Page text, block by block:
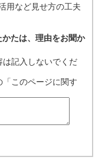
用など見せ方の工夫
たは、理由をお聞か
記入しないでくだ
このページに関す